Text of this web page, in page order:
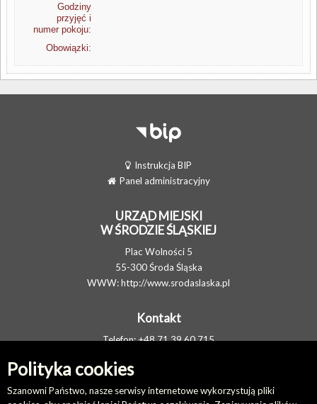
Polityka cookies
Szanowni Państwo, nasze serwisy internetowe wykorzystują pliki
Godziny
przyjęć i
numer pokoju:
Obowiązki:
Instrukcja BIP
Panel administracyjny
URZĄD MIEJSKI
W ŚRODZIE ŚLĄSKIEJ
Plac Wolności 5
55-300 Środa Śląska
WWW:http://www.srodaslaska.pl
Kontakt
Telefon: +48 71 39 60 715
E-MAIL:
Elektroniczna Skrzynka Podawcza